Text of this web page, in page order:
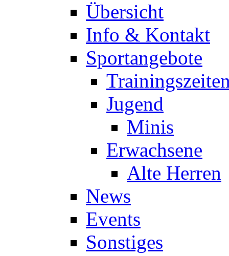
Übersicht
Info & Kontakt
Sportangebote
Jugend
Minis
Erwachsene
Alte Herren
News
Events
Sonstiges